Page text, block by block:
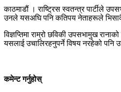
काठमाडौं । राष्ट्रिस स्वतन्त्र पार्टीले
उनले यसअघि पनि कतिपय नेताहरूले भिसाकै
विज्ञप्तिमा राम्रो छविकी उपसभामुख
यसलाई उचालिरहनुपर्ने विषय नरहेको पनि
कमेन्ट गर्नुहोस्